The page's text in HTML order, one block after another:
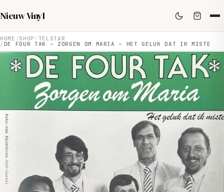
Nieuw Vinyl
HOME SHOP TELSTAR
DE FOUR TAK – ZORGEN OM MARIA – HET GELUK DAT IK MISTE